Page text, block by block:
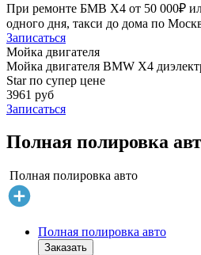
При ремонте БМВ Х4 от 50 000₽
одного дня, такси до дома по
Записаться
Мойка двигателя
Мойка двигателя BMW X4
Star по супер цене
3961 руб
Записаться
Полная полировка
Полная полировка авто
Полная полировка авто
Заказать